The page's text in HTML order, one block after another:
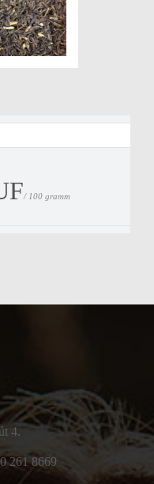
/ 100 gramm
4.
261 8669